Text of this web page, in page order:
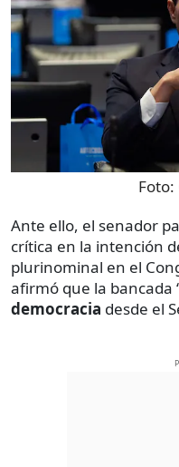
Foto:
Ante ello, el senador
crítica en la intención
plurinominal en el
afirmó que la bancada
democracia desde el